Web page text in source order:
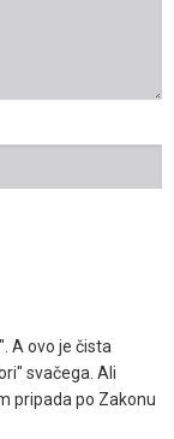
A ovo je čista
svačega. Ali
pripada po Zakonu